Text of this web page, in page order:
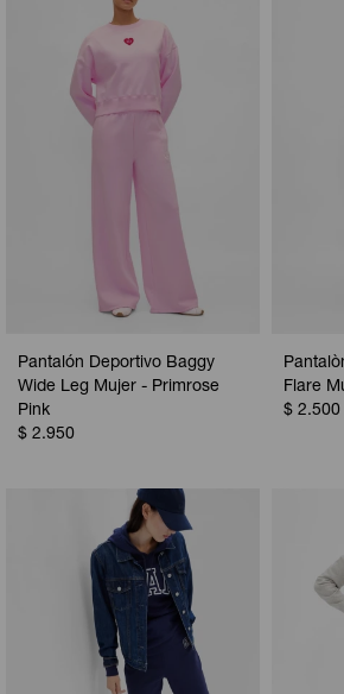
Pantalón Deportivo Baggy
Wide Leg Mujer - Primrose
Pink
$ 2.950
Flare
$ 2.500
Camperas
Musculosas
Vestidos y polleras
Pijamas
Camperas
Chalecos
Camperas
Chalecos
Ropa interior
Camperas
Pijamas
Sets